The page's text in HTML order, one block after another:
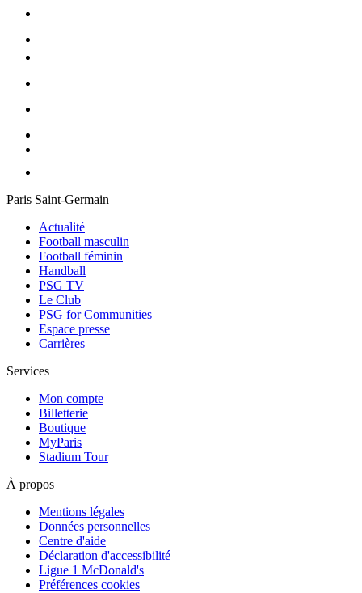
Paris Saint-Germain
Actualité
Football masculin
Football féminin
Handball
PSG TV
Le Club
PSG for Communities
Espace presse
Carrières
Services
Mon compte
Billetterie
Boutique
MyParis
Stadium Tour
À propos
Mentions légales
Données personnelles
Centre d'aide
Déclaration d'accessibilité
Ligue 1 McDonald's
Préférences cookies